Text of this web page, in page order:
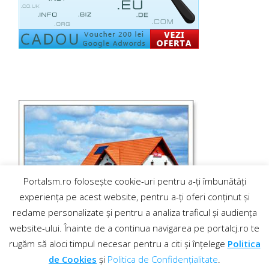
Portalsm.ro folosește cookie-uri pentru a-ți îmbunătăți
experiența pe acest website, pentru a-ți oferi conținut și
reclame personalizate și pentru a analiza traficul și audiența
website-ului. Înainte de a continua navigarea pe portalcj.ro te
rugăm să aloci timpul necesar pentru a citi și înțelege Politica
de Cookies și Politica de Confidențialitate.